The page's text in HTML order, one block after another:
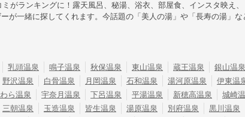
がランキングに！露天風呂、秘湯、浴衣、部屋食、インスタ映え
が一緒に探してくれます。今話題の「美人の湯」や「長寿の湯」な
乳頭温泉 鳴子温泉 秋保温泉 東山温泉 蔵王温泉
銀山温泉
野沢温泉 白骨温泉 月岡温泉 石和温泉 湯河原温泉
伊東温
ら温泉 宇奈月温泉 下呂温泉 平湯温泉 新穂高温泉
城崎
三朝温泉 玉造温泉 皆生温泉 湯原温泉 別府温泉
黒川温泉